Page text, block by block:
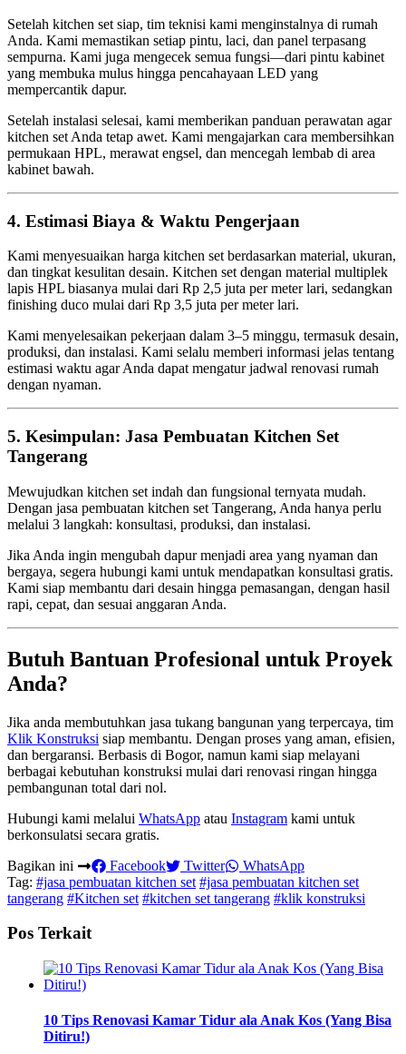
Setelah kitchen set siap, tim teknisi kami menginstalnya di rumah
Anda. Kami memastikan setiap pintu, laci, dan panel terpasang
sempurna. Kami juga mengecek semua fungsi—dari pintu kabinet
yang membuka mulus hingga pencahayaan LED yang
mempercantik dapur.
Setelah instalasi selesai, kami memberikan panduan perawatan agar
kitchen set Anda tetap awet. Kami mengajarkan cara membersihkan
permukaan HPL, merawat engsel, dan mencegah lembab di area
kabinet bawah.
4. Estimasi Biaya & Waktu Pengerjaan
Kami menyesuaikan harga kitchen set berdasarkan material, ukuran,
dan tingkat kesulitan desain. Kitchen set dengan material multiplek
lapis HPL biasanya mulai dari Rp 2,5 juta per meter lari, sedangkan
finishing duco mulai dari Rp 3,5 juta per meter lari.
Kami menyelesaikan pekerjaan dalam 3–5 minggu, termasuk desain,
produksi, dan instalasi. Kami selalu memberi informasi jelas tentang
estimasi waktu agar Anda dapat mengatur jadwal renovasi rumah
dengan nyaman.
5. Kesimpulan: Jasa Pembuatan Kitchen Set
Tangerang
Mewujudkan kitchen set indah dan fungsional ternyata mudah.
Dengan jasa pembuatan kitchen set Tangerang, Anda hanya perlu
melalui 3 langkah: konsultasi, produksi, dan instalasi.
Jika Anda ingin mengubah dapur menjadi area yang nyaman dan
bergaya, segera hubungi kami untuk mendapatkan konsultasi gratis.
Kami siap membantu dari desain hingga pemasangan, dengan hasil
rapi, cepat, dan sesuai anggaran Anda.
Butuh Bantuan Profesional untuk Proyek
Anda?
Jika anda membutuhkan jasa tukang bangunan yang terpercaya, tim
Klik Konstruksi siap membantu. Dengan proses yang aman, efisien,
dan bergaransi. Berbasis di Bogor, namun kami siap melayani
berbagai kebutuhan konstruksi mulai dari renovasi ringan hingga
pembangunan total dari nol.
Hubungi kami melalui WhatsApp atau Instagram kami untuk
berkonsulatsi secara gratis.
Bagikan ini
Facebook Twitter
WhatsApp
Tag: #jasa pembuatan kitchen set #jasa pembuatan kitchen set
tangerang #Kitchen set #kitchen set tangerang #klik konstruksi
Pos Terkait
10 Tips Renovasi Kamar Tidur ala Anak Kos (Yang Bisa
Ditiru!)